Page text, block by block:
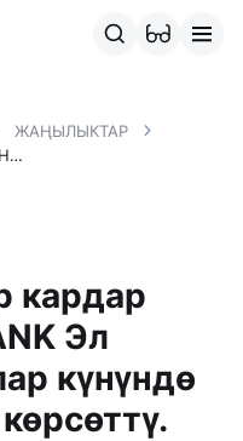
ЖАҢЫЛЫКТАР
MBANK ЭЛ АРАЛЫК КАРДАРЛАР КҮНҮНДӨ ӨЗ ИШИН ИЧИНЕН КӨРСӨТТҮ.
кардар
Эл
күнүндө